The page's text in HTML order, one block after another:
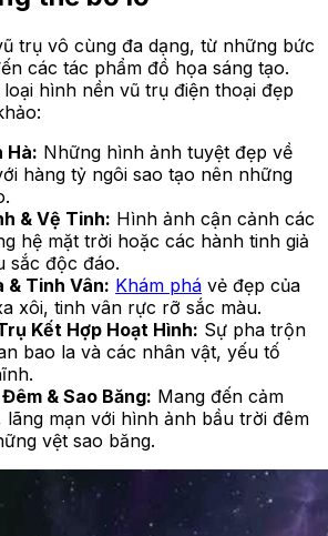
trụ vô cùng đa dạng, từ những bức
các tác phẩm đồ họa sáng tạo.
hình nền vũ trụ điện thoại đẹp
Hà: Những hình ảnh tuyệt đẹp về
hàng tỷ ngôi sao tạo nên những
& Vệ Tinh: Hình ảnh cận cảnh các
hệ mặt trời hoặc các hành tinh giả
sắc độc đáo.
& Tinh Vân: Khám phá vẻ đẹp của
xôi, tinh vân rực rỡ sắc màu.
Kết Hợp Hoạt Hình: Sự pha trộn
bao la và các nhân vật, yếu tố
& Sao Băng: Mang đến cảm
lãng mạn với hình ảnh bầu trời đêm
vệt sao băng.